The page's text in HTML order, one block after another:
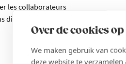
Over de cookies
We maken gebruik van
deze website te
les collaborateurs
difficiles et gérer les résistances